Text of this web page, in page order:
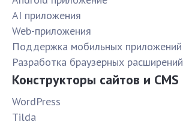
AI приложения
Web-приложения
Поддержка мобильных приложений
Разработка браузерных расширений
Конструкторы сайтов и CMS
WordPress
Tilda